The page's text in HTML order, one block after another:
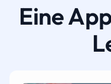
Eine